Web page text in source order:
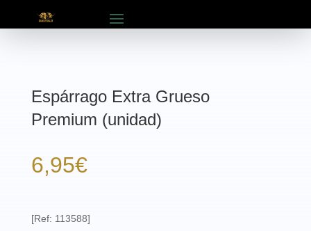
Espárrago Extra Grueso
Premium (unidad)
6,95€
[Ref: 113588]